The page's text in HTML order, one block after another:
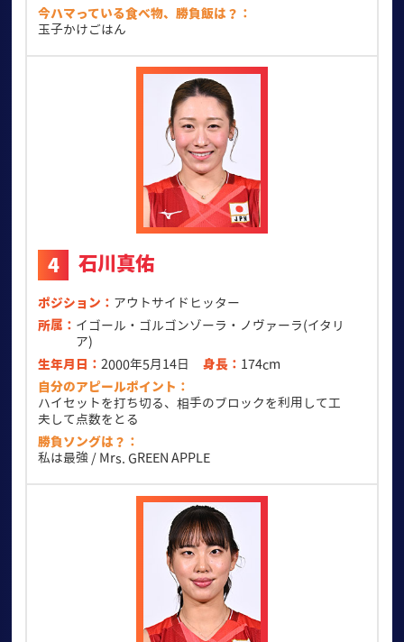
今ハマっている食べ物、勝負飯は？
玉子かけごはん
4 石川真佑
ポジション
アウトサイドヒッター
所属
イゴール・ゴルゴンゾーラ・ノヴァーラ(イタリ
ア)
生年月日
2000年5月14日 身長
174cm
自分のアピールポイント
ハイセットを打ち切る、相手のブロックを利用して工
夫して点数をとる
勝負ソングは？
私は最強 / Mrs. GREEN APPLE